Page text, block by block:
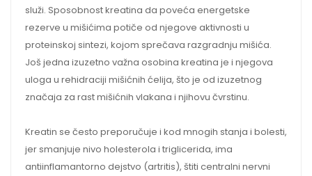
služi. Sposobnost kreatina da poveća energetske
rezerve u mišićima potiče od njegove aktivnosti u
proteinskoj sintezi, kojom sprečava razgradnju mišića.
Još jedna izuzetno važna osobina kreatina je i njegova
uloga u rehidraciji mišićnih ćelija, što je od izuzetnog
značaja za rast mišićnih vlakana i njihovu čvrstinu.
Kreatin se često preporučuje i kod mnogih stanja i bolesti,
jer smanjuje nivo holesterola i triglicerida, ima
antiinflamantorno dejstvo (artritis), štiti centralni nervni